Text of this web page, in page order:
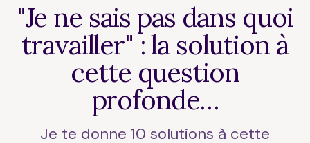
"Je ne sais pas dans quoi
travailler" : la solution à
cette question
profonde…
Je te donne 10 solutions à cette